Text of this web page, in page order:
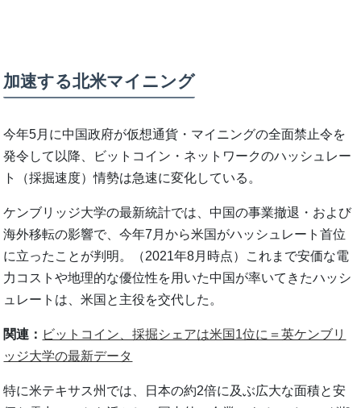
加速する北米マイニング
今年5月に中国政府が仮想通貨・マイニングの全面禁止令を
発令して以降、ビットコイン・ネットワークのハッシュレー
ト（採掘速度）情勢は急速に変化している。
ケンブリッジ大学の最新統計では、中国の事業撤退・および
海外移転の影響で、今年7月から米国がハッシュレート首位
に立ったことが判明。（2021年8月時点）これまで安価な電
力コストや地理的な優位性を用いた中国が率いてきたハッシ
ュレートは、米国と主役を交代した。
関連： ビットコイン、採掘シェアは米国1位に＝英ケンブリ
ッジ大学の最新データ
特に米テキサス州では、日本の約2倍に及ぶ広大な面積と安